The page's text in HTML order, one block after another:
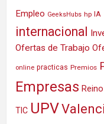
Empleo GeeksHubs hp IA
internacional
Ofertas de Trabajo
online practicas Premios
Empresas
TIC UPV